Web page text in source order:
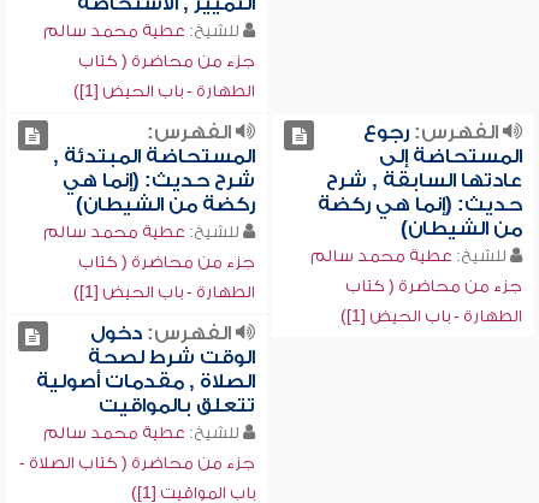
للشيخ: عطية محمد سالم
جزء من محاضرة ( كتاب
الطهارة - باب الحيض [1])
الفهرس:رجوع
المستحاضة إلى
عادتها السابقة , شرح
حديث: (إنما هي ركضة
من الشيطان)
للشيخ: عطية محمد سالم
جزء من محاضرة ( كتاب
الطهارة - باب الحيض [1])
الفهرس:
المستحاضة المبتدئة ,
شرح حديث: (إنما هي
ركضة من الشيطان)
للشيخ: عطية محمد سالم
جزء من محاضرة ( كتاب
الطهارة - باب الحيض [1])
الفهرس:دخول
الوقت شرط لصحة
الصلاة , مقدمات أصولية
تتعلق بالمواقيت
للشيخ: عطية محمد سالم
جزء من محاضرة ( كتاب الصلاة -
باب المواقيت [1])